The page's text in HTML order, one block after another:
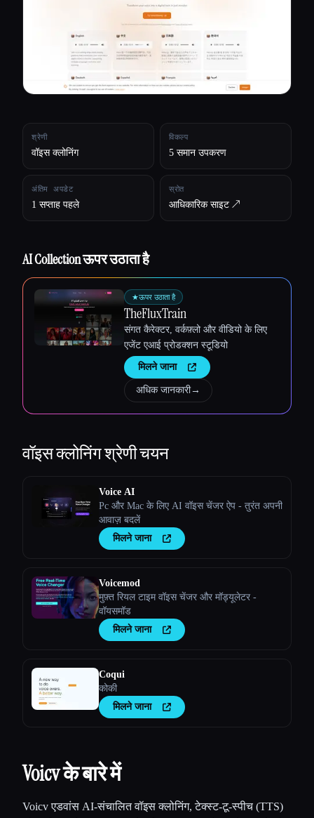
Esc
श्रेणी
वॉइस क्लोनिंग
विकल्प
5 समान उपकरण
अंतिम अपडेट
1 सप्ताह पहले
स्रोत
आधिकारिक साइट ↗︎
AI Collection ऊपर उठाता है
★ऊपर उठाता है
TheFluxTrain
संगत कैरेक्टर, वर्कफ़्लो और वीडियो के लिए
एजेंट एआई प्रोडक्शन स्टूडियो
मिलने जाना
अधिक जानकारी→
वॉइस क्लोनिंगश्रेणी चयन
Voice AI
Pc और Mac के लिए AI वॉइस चेंजर ऐप - तुरंत अपनी
आवाज़ बदलें
मिलने जाना
Voicemod
मुफ़्त रियल टाइम वॉइस चेंजर और मॉड्यूलेटर -
वॉयसमॉड
मिलने जाना
Coqui
कोकी
मिलने जाना
Voicv के बारे में
Voicv एडवांस AI-संचालित वॉइस क्लोनिंग, टेक्स्ट-टू-स्पीच (TTS)